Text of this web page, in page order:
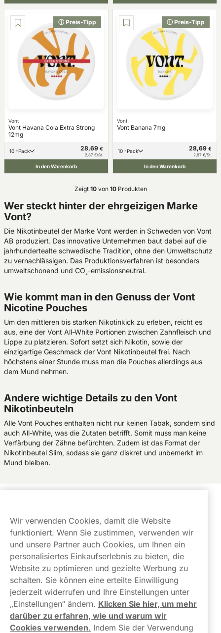
ⓘ Preis-Tipp
Vont
Vont Havana Cola Extra Strong
12mg
10 -Pack 28,69 €
2,87 €/St.
In den Warenkorb
ⓘ Preis-Tipp
Vont
Vont Banana 7mg
10 -Pack 28,69 €
2,87 €/St.
In den Warenkorb
Zeigt 10von 10 Produkten
Wer steckt hinter der ehrgeizigen Marke
Vont?
Die Nikotinbeutel der Marke Vont werden in Schweden von Vont
AB produziert. Das innovative Unternehmen baut dabei auf die
jahrhundertealte schwedische Tradition, ohne den Umweltschutz
zu vernachlässigen. Das Produktionsverfahren ist besonders
umweltschonend und CO₂-emissionsneutral.
Wie kommt man in den Genuss der Vont
Nicotine Pouches
Um den mittleren bis starken Nikotinkick zu erleben, reicht es
aus, eine der Vont All-White Portionen zwischen Zahnfleisch und
Lippe zu platzieren. Sofort setzt sich Nikotin, sowie der
einzigartige Geschmack der Vont Nikotinbeutel frei. Nach
höchstens einer Stunde muss man die Pouches allerdings aus
dem Mund nehmen.
Andere wichtige Details zu den Vont
Nikotinbeuteln
Alle Vont Pouches enthalten nicht nur keinen Tabak, sondern sind
auch All-White, was die Zutaten betrifft. Somit muss man keine
Verfärbung der Zähne befürchten. Zudem ist das Format der
Nikotinbeutel Slim, sodass sie ganz diskret und unbemerkt im
Mund bleiben.
Kontaktiere uns!
Links
Über uns
Wir verwenden Cookies, damit die Website
funktioniert. Wenn Sie zustimmen, verwenden wir
und unsere Partner auch Cookies, um Ihnen ein
personalisiertes Einkaufserlebnis zu bieten, die
Website zu optimieren und gezielte Werbung zu
schalten. Sie können eine erteilte Einwilligung
jederzeit widerrufen und Ihre Einstellungen unter
„Einstellungen“ ändern. Klicken Sie hier, um mehr
darüber zu erfahren, wie und warum wir
Cookies verwenden. Indem Sie der Verwendung